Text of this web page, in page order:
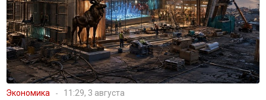
Экономика 11:29, 3 августа